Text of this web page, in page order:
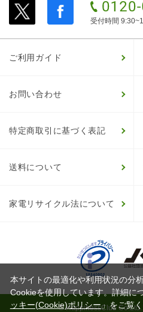
受付時間
ご利用ガイド
お問い合わせ
特定商取引に基づく表記
送料について
家電リサイクル法について
© HappinessClub
本サイトの最適化や利用状況の分
Cookieを使用しています。詳細に
ッキー(Cookie)ポリシー」をご覧